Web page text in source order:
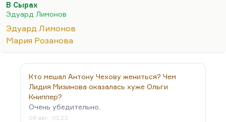
Я тут для одной статьи перечитывал его роман «В
сырах». Это не лучший его роман, поздний,
роман в новеллах, составленный из кусков, самый
сильный из которых – «Смерть старухи». Сильная
там глава о брате. Вот он был наделен
мистическим чувством местности, во-первых. Он
действительно чувствовал «гений места»; лучше,
чем кто бы то ни было из современников. А самое
главное – он обладал даром увлекательно…
В Сырах
Эдуард Лимонов
Эдуард Лимонов
Мария Розанова
Кто мешал Антону Чехову жениться? Чем
Лидия Мизинова оказалась хуже Ольги
Книппер?
Очень убедительно.
06 авг., 01:23